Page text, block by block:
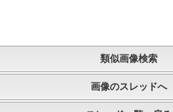
類似画像検索
画像のスレッドへ